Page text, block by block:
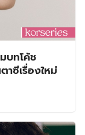
บทโค้ช
ซีเรื่องใหม่